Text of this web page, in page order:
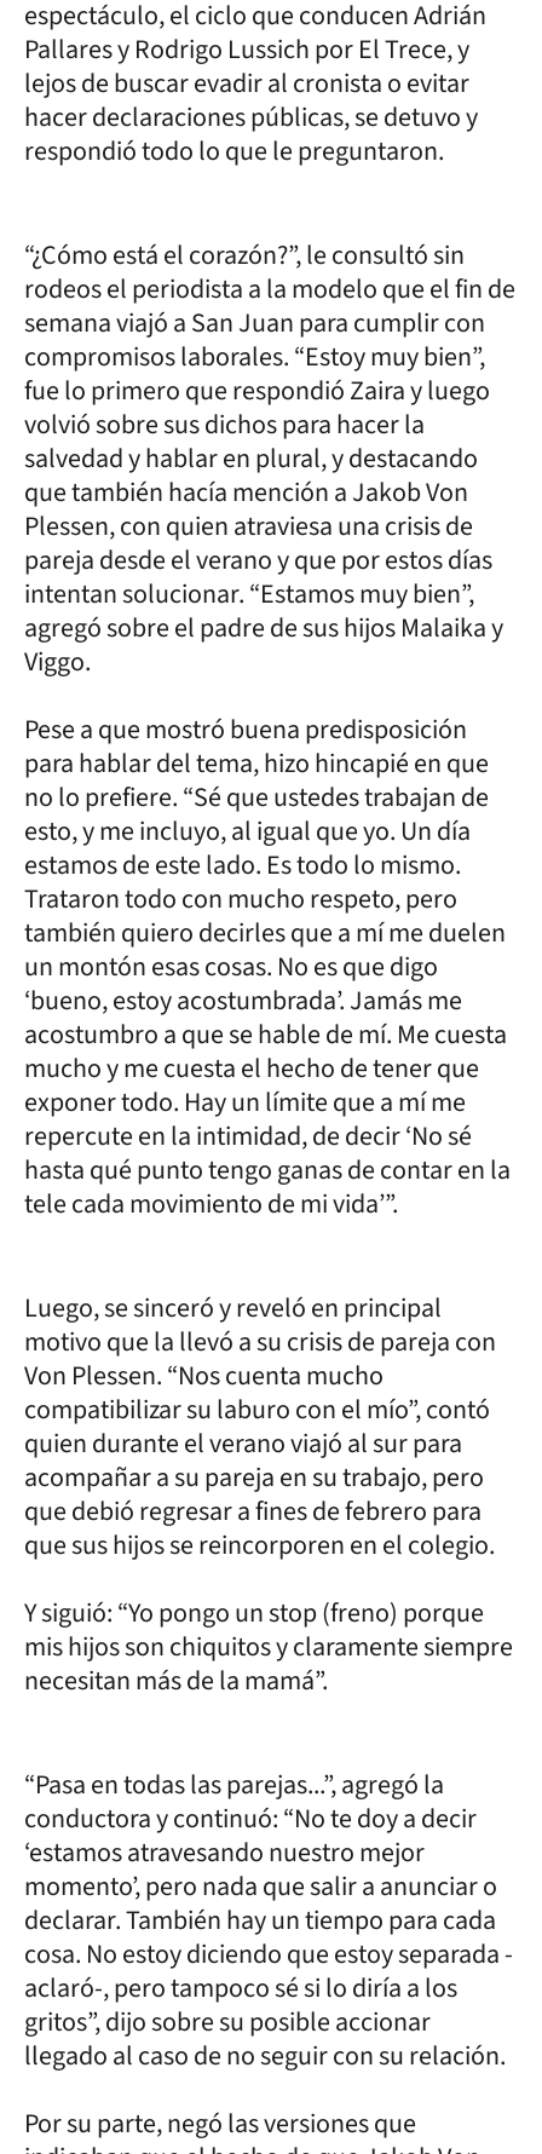
espectáculo, el ciclo que conducen Adrián
Pallares y Rodrigo Lussich por El Trece, y
lejos de buscar evadir al cronista o evitar
hacer declaraciones públicas, se detuvo y
respondió todo lo que le preguntaron.
“¿Cómo está el corazón?”, le consultó sin
rodeos el periodista a la modelo que el fin de
semana viajó a San Juan para cumplir con
compromisos laborales. “Estoy muy bien”,
fue lo primero que respondió Zaira y luego
volvió sobre sus dichos para hacer la
salvedad y hablar en plural, y destacando
que también hacía mención a Jakob Von
Plessen, con quien atraviesa una crisis de
pareja desde el verano y que por estos días
intentan solucionar. “Estamos muy bien”,
agregó sobre el padre de sus hijos Malaika y
Viggo.
Pese a que mostró buena predisposición
para hablar del tema, hizo hincapié en que
no lo prefiere. “Sé que ustedes trabajan de
esto, y me incluyo, al igual que yo. Un día
estamos de este lado. Es todo lo mismo.
Trataron todo con mucho respeto, pero
también quiero decirles que a mí me duelen
un montón esas cosas. No es que digo
‘bueno, estoy acostumbrada’. Jamás me
acostumbro a que se hable de mí. Me cuesta
mucho y me cuesta el hecho de tener que
exponer todo. Hay un límite que a mí me
repercute en la intimidad, de decir ‘No sé
hasta qué punto tengo ganas de contar en la
tele cada movimiento de mi vida’”.
Luego, se sinceró y reveló en principal
motivo que la llevó a su crisis de pareja con
Von Plessen. “Nos cuenta mucho
compatibilizar su laburo con el mío”, contó
quien durante el verano viajó al sur para
acompañar a su pareja en su trabajo, pero
que debió regresar a fines de febrero para
que sus hijos se reincorporen en el colegio.
Y siguió: “Yo pongo un stop (freno) porque
mis hijos son chiquitos y claramente siempre
necesitan más de la mamá”.
“Pasa en todas las parejas...”, agregó la
conductora y continuó: “No te doy a decir
‘estamos atravesando nuestro mejor
momento’, pero nada que salir a anunciar o
declarar. También hay un tiempo para cada
cosa. No estoy diciendo que estoy separada -
aclaró-, pero tampoco sé si lo diría a los
gritos”, dijo sobre su posible accionar
llegado al caso de no seguir con su relación.
Por su parte, negó las versiones que